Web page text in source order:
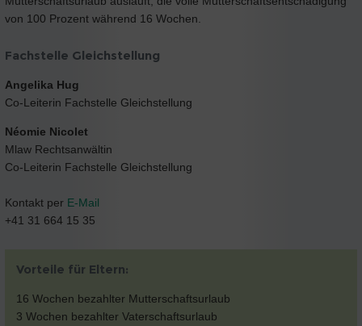
von 100 Prozent während 16 Wochen.
Fachstelle Gleichstellung
Angelika Hug
Co-Leiterin Fachstelle Gleichstellung
Néomie Nicolet
Mlaw Rechtsanwältin
Co-Leiterin Fachstelle Gleichstellung
Kontakt per E-Mail
+41 31 664 15 35
Vorteile für Eltern:
16 Wochen bezahlter Mutterschaftsurlaub
3 Wochen bezahlter Vaterschaftsurlaub